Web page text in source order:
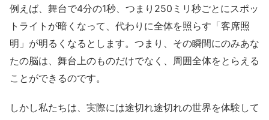
例えば、舞台で4分の1秒、つまり250ミリ秒ごとにスポッ
トライトが暗くなって、代わりに全体を照らす「客席照
明」が明るくなるとします。つまり、その瞬間にのみあな
たの脳は、舞台上のものだけでなく、周囲全体をとらえる
ことができるのです。
しかし私たちは、実際には途切れ途切れの世界を体験して